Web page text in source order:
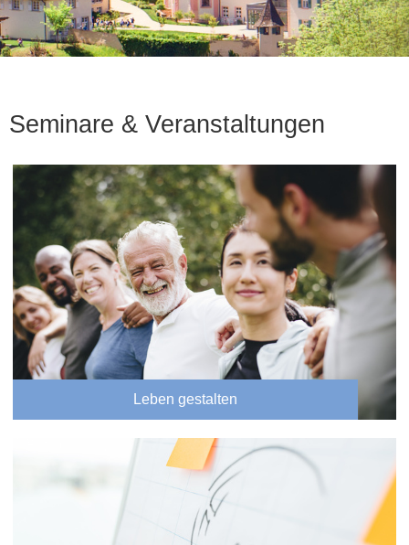
Seminare & Veranstaltungen
Leben gestalten